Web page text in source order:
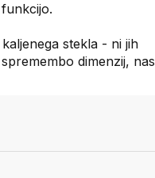
stekla - ni jih
dimenzij, nas